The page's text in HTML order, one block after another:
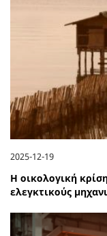
2025-12-19
Η οικολογική
ελεγκτικούς